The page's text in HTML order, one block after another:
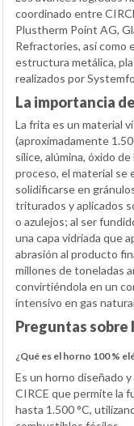
coordinado entre
Plustherm Point AG,
Refractories, así como
estructura metálica,
realizados por
La importancia
La frita es un material
(aproximadamente
sílice, alúmina, óxido
proceso, el material se
solidificarse en
triturados y aplicados
o azulejos; al ser
una capa vidriada que
abrasión al producto
millones de toneladas
convirtiéndola en un
intensivo en gas
Preguntas sobre
¿Qué es el horno 100 %
Es un horno diseñado
CIRCE que permite la
hasta 1.500 °C,